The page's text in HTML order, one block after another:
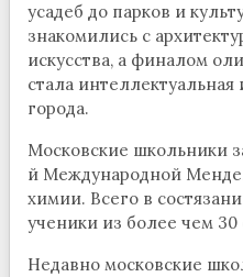
усадеб до парков и
знакомились с
искусства, а финалом
стала
города.
Московские школьники
й Международной
химии. Всего в
ученики из более чем 30
Недавно московские